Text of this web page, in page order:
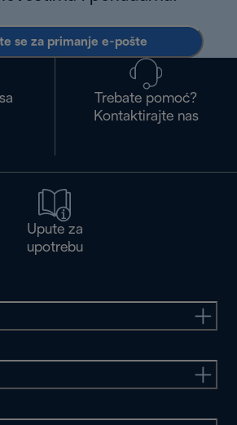
se za primanje e-pošte
Trebate pomoć?
Kontaktirajte nas
Upute za
upotrebu